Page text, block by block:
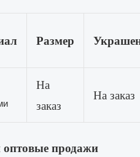
Размер
На
заказ
На заказ
продажи